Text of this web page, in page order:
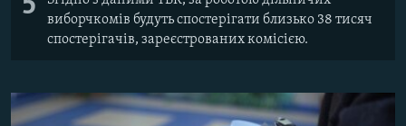
виборчкомів будуть спостерігати близько 38 тисяч
спостерігачів, зареєстрованих комісією.